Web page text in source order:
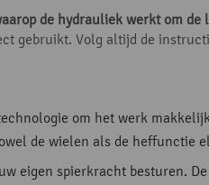
de hydrauliek werkt om
gebruikt. Volg altijd de
om het werk
de wielen als de heffunctie
eigen spierkracht besturen.